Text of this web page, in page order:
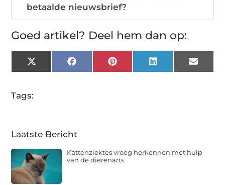
betaalde nieuwsbrief?
Goed artikel? Deel hem dan op:
X
(Twitter)
FacebookPinterestLinkedInEmail
Tags:
Laatste Bericht
Kattenziektes vroeg herkennen met hulp
van de dierenarts